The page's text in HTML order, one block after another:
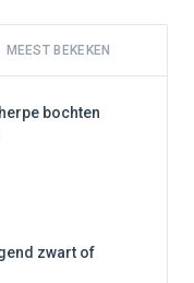
MEEST BEKEKEN
bochten
zwart of